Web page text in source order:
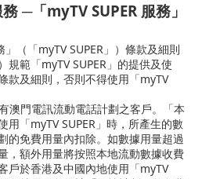
─「myTV SUPER 服務」
」（「myTV SUPER 」）條款及細則
規範「myTV SUPER 」的提供及使
款及細則，否則不得使用「myTV
澳門電訊流動電話計劃之客戶。「本
用「myTV SUPER 」時，所產生的數
的免費用量內扣除。如數據用量超過
，額外用量將按照本地流動數據收費
戶於香港及中國內地使用「myTV